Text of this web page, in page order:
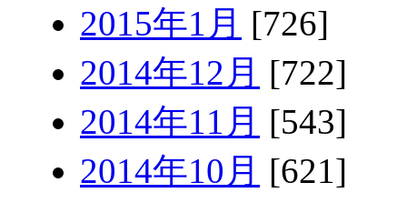
2015年1月 [726]
2014年12月 [722]
2014年11月 [543]
2014年10月 [621]